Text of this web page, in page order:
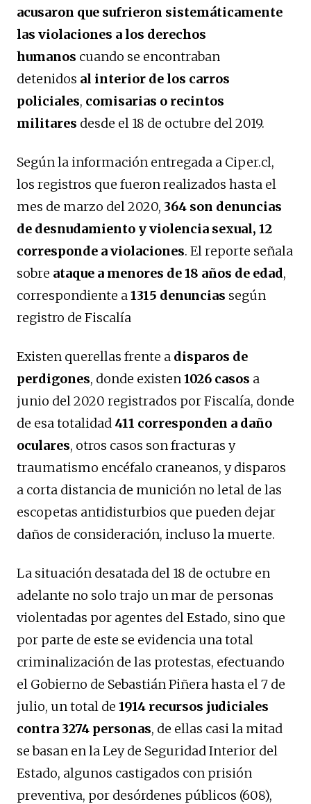
acusaron que sufrieron sistemáticamente
las violaciones a los derechos
humanos cuando se encontraban
detenidos al interior de los carros
policiales, comisarias o recintos
militares desde el 18 de octubre del 2019.
Según la información entregada a Ciper.cl,
los registros que fueron realizados hasta el
mes de marzo del 2020, 364 son denuncias
de desnudamiento y violencia sexual, 12
corresponde a violaciones. El reporte señala
sobre ataque a menores de 18 años de edad,
correspondiente a1315 denuncias según
registro de Fiscalía
Existen querellas frente a disparos de
perdigones, donde existen1026 casos a
junio del 2020 registrados por Fiscalía, donde
de esa totalidad 411 corresponden a daño
oculares, otros casos son fracturas y
traumatismo encéfalo craneanos, y disparos
a corta distancia de munición no letal de las
escopetas antidisturbios que pueden dejar
daños de consideración, incluso la muerte.
La situación desatada del 18 de octubre en
adelante no solo trajo un mar de personas
violentadas por agentes del Estado, sino que
por parte de este se evidencia una total
criminalización de las protestas, efectuando
el Gobierno de Sebastián Piñera hasta el 7 de
julio, un total de 1914 recursos judiciales
contra 3274 personas, de ellas casi la mitad
se basan en la Ley de Seguridad Interior del
Estado, algunos castigados con prisión
preventiva, por desórdenes públicos (608),